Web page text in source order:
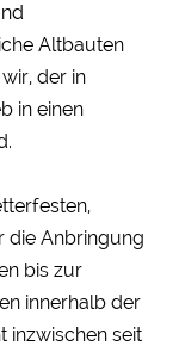
Altbauten
der in
in einen
die Anbringung
bis zur
innerhalb der
inzwischen seit